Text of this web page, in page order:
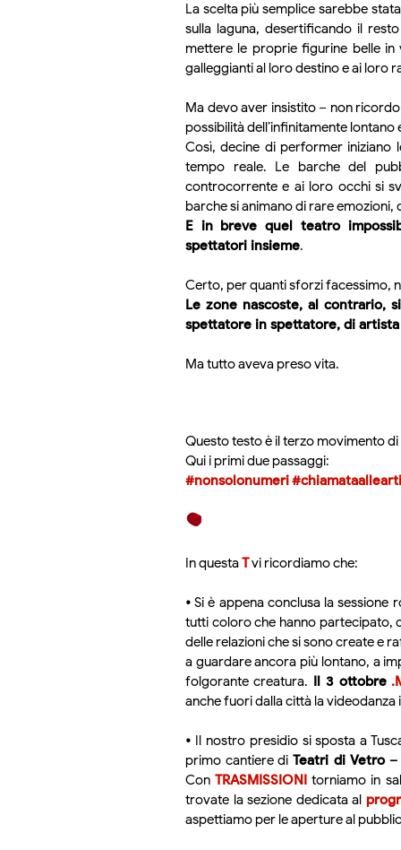
La scelta più semplice sarebbe
sulla laguna, desertificando il
mettere le proprie figurine belle in
galleggianti al loro destino e ai loro
Ma devo aver insistito – non
possibilità dell’infinitamente lontano
Così, decine di performer iniziano
tempo reale. Le barche del
controcorrente e ai loro occhi si
barche si animano di rare emozioni,
E in breve quel teatro
spettatori insieme.
Certo, per quanti sforzi facessimo,
Le zone nascoste, al contrario,
spettatore in spettatore, di
Ma tutto aveva preso vita.
Questo testo è il terzo movimento
Qui i primi due passaggi:
#nonsolonumeri#chiamataallearti
In questaTvi ricordiamo che:
• Si è appena conclusa la sessione
tutti coloro che hanno partecipato,
delle relazioni che si sono create e
a guardare ancora più lontano, a
folgorante creatura. Il 3 ottobre
anche fuori dalla città la videodanza
• Il nostro presidio si sposta a
primo cantiere diTeatri di Vetro
ConTRASMISSIONI torniamo in
trovate la sezione dedicata al
aspettiamo per le aperture al